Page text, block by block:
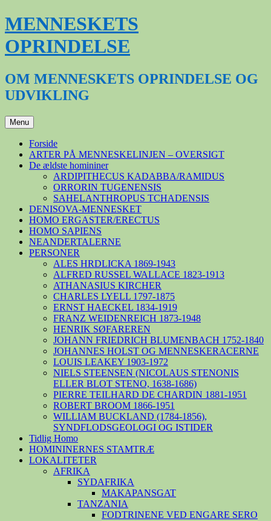
Hop
til
indhold
MENNESKETS
OPRINDELSE
OM MENNESKETS OPRINDELSE OG
UDVIKLING
Menu
Forside
ARTER PÅ MENNESKELINJEN – OVERSIGT
De ældste homininer
ARDIPITHECUS KADABBA/RAMIDUS
ORRORIN TUGENENSIS
SAHELANTHROPUS TCHADENSIS
DENISOVA-MENNESKET
HOMO ERGASTER/ERECTUS
HOMO SAPIENS
NEANDERTALERNE
PERSONER
ALES HRDLICKA 1869-1943
ALFRED RUSSEL WALLACE 1823-1913
ATHANASIUS KIRCHER
CHARLES LYELL 1797-1875
ERNST HAECKEL 1834-1919
FRANZ WEIDENREICH 1873-1948
HENRIK SØFAREREN
JOHANN FRIEDRICH BLUMENBACH 1752-1840
JOHANNES HOLST OG MENNESKERACERNE
LOUIS LEAKEY 1903-1972
NIELS STEENSEN (NICOLAUS STENONIS
ELLER BLOT STENO, 1638-1686)
PIERRE TEILHARD DE CHARDIN 1881-1951
ROBERT BROOM 1866-1951
WILLIAM BUCKLAND (1784-1856),
SYNDFLODSGEOLOGI OG ISTIDER
Tidlig Homo
HOMININERNES STAMTRÆ
LOKALITETER
AFRIKA
SYDAFRIKA
MAKAPANSGAT
TANZANIA
FODTRINENE VED ENGARE SERO